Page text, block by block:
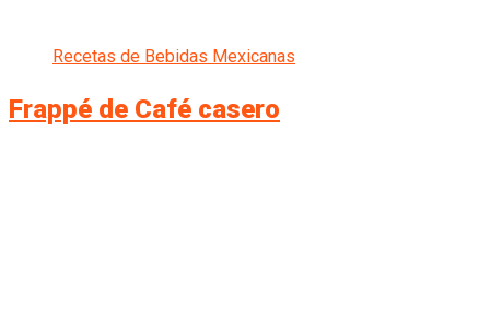
Recetas de Bebidas Mexicanas
Frappé de Café casero